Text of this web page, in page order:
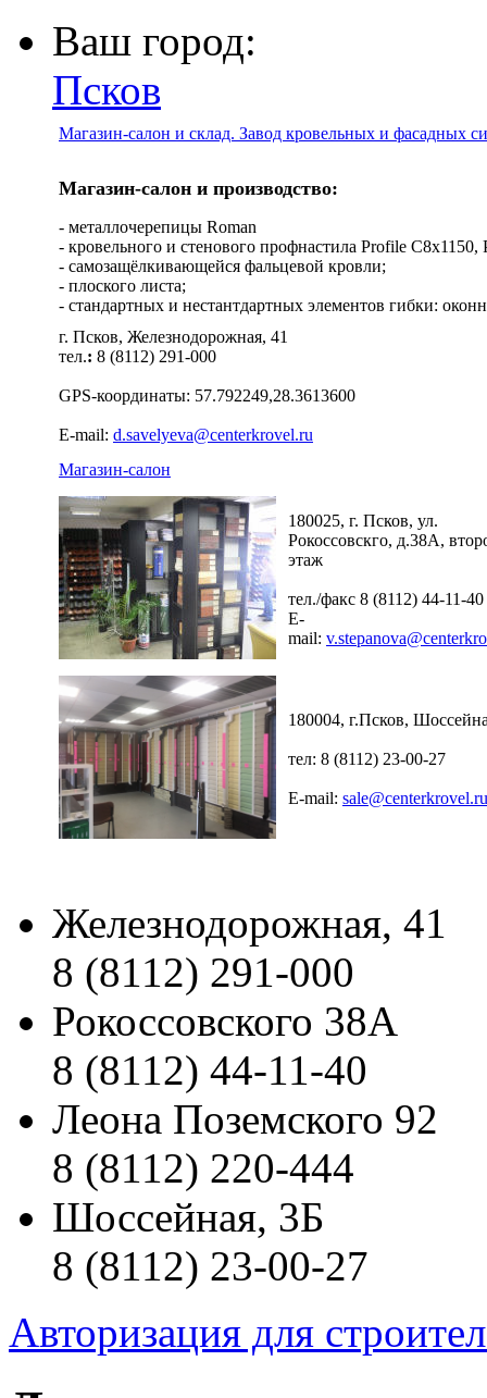
Ваш город:
Псков
Магазин-салон и склад. Завод кровельных и фасадных
Магазин-салон и производство:
- металлочерепицы Roman
- кровельного и стенового профнастила Profile
- самозащёлкивающейся фальцевой кровли;
- плоского листа;
- стандартных и нестантдартных элементов гибки:
г. Псков, Железнодорожная, 41
тел.: 8 (8112) 291-000
GPS-координаты: 57.792249,28.3613600
E-mail: d.savelyeva@centerkrovel.ru
Магазин-салон
180025, г. Псков, ул.
Рокоссовскго, д.38А,
этаж
тел./факс 8 (8112) 44-11-40
E-
mail:
180004, г.Псков,
тел: 8 (8112) 23-00-27
E-mail: sale@centerkrovel.ru
Железнодорожная, 41
8 (8112) 291-000
Рокоссовского 38А
8 (8112) 44-11-40
Леона Поземского 92
8 (8112) 220-444
Шоссейная, 3Б
8 (8112) 23-00-27
Авторизация для